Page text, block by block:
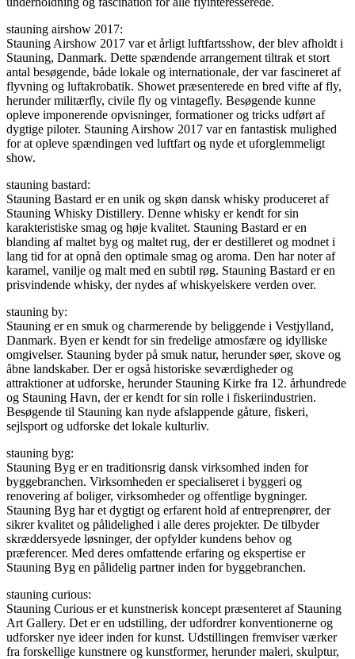
stauning airshow 2017:
Stauning Airshow 2017 var et årligt luftfartsshow, der blev afholdt i
Stauning, Danmark. Dette spændende arrangement tiltrak et stort
antal besøgende, både lokale og internationale, der var fascineret af
flyvning og luftakrobatik. Showet præsenterede en bred vifte af fly,
herunder militærfly, civile fly og vintagefly. Besøgende kunne
opleve imponerende opvisninger, formationer og tricks udført af
dygtige piloter. Stauning Airshow 2017 var en fantastisk mulighed
for at opleve spændingen ved luftfart og nyde et uforglemmeligt
show.
stauning bastard:
Stauning Bastard er en unik og skøn dansk whisky produceret af
Stauning Whisky Distillery. Denne whisky er kendt for sin
karakteristiske smag og høje kvalitet. Stauning Bastard er en
blanding af maltet byg og maltet rug, der er destilleret og modnet i
lang tid for at opnå den optimale smag og aroma. Den har noter af
karamel, vanilje og malt med en subtil røg. Stauning Bastard er en
prisvindende whisky, der nydes af whiskyelskere verden over.
stauning by:
Stauning er en smuk og charmerende by beliggende i Vestjylland,
Danmark. Byen er kendt for sin fredelige atmosfære og idylliske
omgivelser. Stauning byder på smuk natur, herunder søer, skove og
åbne landskaber. Der er også historiske seværdigheder og
attraktioner at udforske, herunder Stauning Kirke fra 12. århundrede
og Stauning Havn, der er kendt for sin rolle i fiskeriindustrien.
Besøgende til Stauning kan nyde afslappende gåture, fiskeri,
sejlsport og udforske det lokale kulturliv.
stauning byg:
Stauning Byg er en traditionsrig dansk virksomhed inden for
byggebranchen. Virksomheden er specialiseret i byggeri og
renovering af boliger, virksomheder og offentlige bygninger.
Stauning Byg har et dygtigt og erfarent hold af entreprenører, der
sikrer kvalitet og pålidelighed i alle deres projekter. De tilbyder
skræddersyede løsninger, der opfylder kundens behov og
præferencer. Med deres omfattende erfaring og ekspertise er
Stauning Byg en pålidelig partner inden for byggebranchen.
stauning curious:
Stauning Curious er et kunstnerisk koncept præsenteret af Stauning
Art Gallery. Det er en udstilling, der udfordrer konventionerne og
udforsker nye ideer inden for kunst. Udstillingen fremviser værker
fra forskellige kunstnere og kunstformer, herunder maleri, skulptur,